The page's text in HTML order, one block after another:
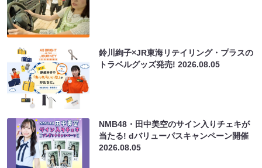
鈴川絢子×JR東海リテイリング・プラスの
トラベルグッズ発売!2026.08.05
NMB48・田中美空のサイン入りチェキが
当たる! dバリューパスキャンペーン開催
2026.08.05